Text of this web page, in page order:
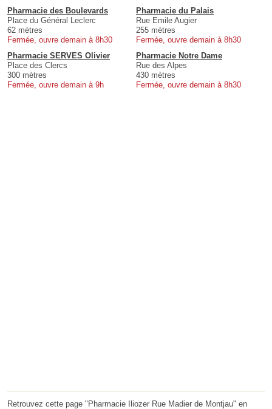
Pharmacie des Boulevards
Place du Général Leclerc
62 mètres
Fermée, ouvre demain à 8h30
Pharmacie du Palais
Rue Emile Augier
255 mètres
Fermée, ouvre demain à 8h30
Pharmacie SERVES Olivier
Place des Clercs
300 mètres
Fermée, ouvre demain à 9h
Pharmacie Notre Dame
Rue des Alpes
430 mètres
Fermée, ouvre demain à 8h30
Retrouvez cette page "Pharmacie Iliozer Rue Madier de Montjau" en